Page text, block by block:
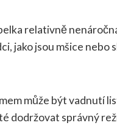
relativně
jako jsou mšice
může být vadnutí
dodržovat správný